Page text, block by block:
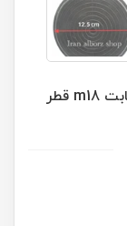
پایه گرد آهنی کف پلاستیکی تراز کننده ثابت m18 قطر